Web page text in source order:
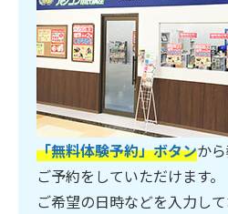
「無料体験予約」ボタンか
ご予約をしていただけます。
ご希望の日時などを入力し